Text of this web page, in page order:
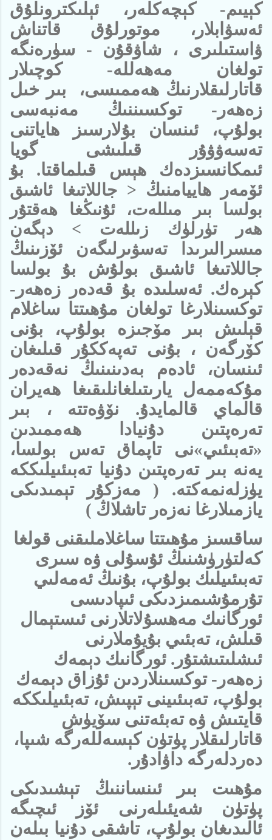
كېيىم- كېچەكلەر، ئېلىكترونلۇق
ئەسۋابلار، موتورلۇق قاتناش
ۋاستىلىرى ، شاۋقۇن - سۈرەنگە
تولغان مەھەللە- كوچىلار
قاتارلىقلارنىڭ ھەممىسى، بىر خىل
زەھەر- توكسىننىڭ مەنبەسى
بولۇپ، ئىنسان بۇلارسىز ھاياتنى
تەسەۋۋۇر قىلىشى گويا
ئىمكانسىزدەك ھېس قىلماقتا. بۇ
ئۆمەر ھاييامنىڭ < جاللاتىغا ئاشىق
بولسا بىر مىللەت، ئۇنىڭغا ھەقتۇر
ھەر تۈرلۈك زىللەت > دېگەن
مىسرالىرىدا تەسۋىرلىگەن ئۆزىنىڭ
جاللاتىغا ئاشىق بولۇش بۇ بولسا
كېرەك. ئەسلىدە بۇ قەدەر زەھەر-
توكسىنلارغا تولغان مۇھىتتا ساغلام
قېلىش بىر مۆجىزە بولۇپ، بۇنى
كۆرگەن ، بۇنى تەپەككۇر قىلىغان
ئىنسان، ئادەم بەدىنىنىڭ نەقەدەر
مۇكەممەل يارىتىلغانلىقىغا ھەيران
قالماي قالمايدۇ. نۆۋەتتە ، بىر
تەرەپتىن دۇنيادا ھەممىدىن
«تەبىئىي»نى تاپماق تەس بولسا،
يەنە بىر تەرەپتىن دۇنيا تەبىئىيلىككە
يۈزلەنمەكتە. ( مەزكۇر تېمىدىكى
يازمىلارغا نەزەر تاشلاڭ )
ساقسىز مۇھىتتا ساغلاملىقنى قولغا
كەلتۈرۈشنىڭ ئۇسۇلى ۋە سىرى
تەبىئىيلىك بولۇپ، بۇنىڭ ئەمەلىي
تۇرمۇشىمىزدىكى ئىپادىسى
ئورگانىك مەھسۇلاتلارنى ئىستېمال
قىلش، تەبئىي بۇيۇملارنى
ئىشلىتىشتۇر. ئورگانىك دېمەك
زەھەر- توكسىنلاردىن ئۇزاق دېمەك
بولۇپ، تەبىئىينى تېپىش، تەبئىيلىككە
قايتىش ۋە تەبئەتنى سۆيۈش
قاتارلىقلار پۈتۈن كېسەللەرگە شىپا،
دەردلەرگە داۋادۇر.
مۇھىت بىر ئىنساننىڭ تېشىدىكى
پۈتۈن شەيئىلەرنى ئۆز ئىچىگە
ئالىدىغان بولۇپ، تاشقى دۇنيا بىلەن